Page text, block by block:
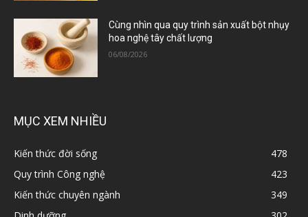
Cùng nhìn qua quy trình sản xuất bột nhụy
hoa nghệ tây chất lượng
06/08/2026
MỤC XEM NHIỀU
Kiến thức đời sống
478
Quy trình Công nghệ
423
Kiến thức chuyên ngành
349